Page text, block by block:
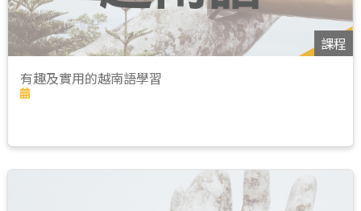
課程
有趣及實用的越南語學習